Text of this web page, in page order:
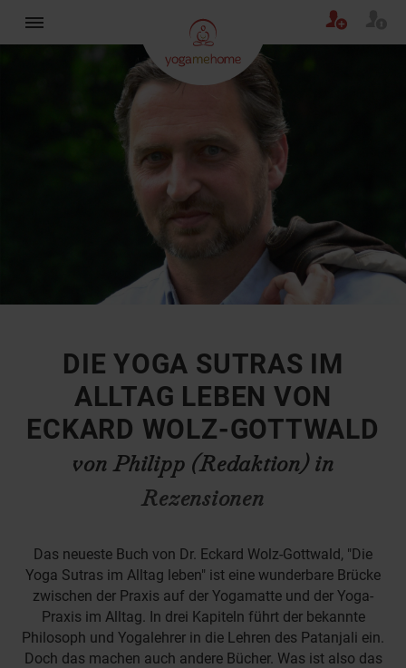
DIE YOGA SUTRAS IM
ALLTAG LEBEN VON
ECKARD WOLZ-GOTTWALD
von Philipp (Redaktion) in
Rezensionen
Das neueste Buch von Dr. Eckard Wolz-Gottwald, "Die
Yoga Sutras im Alltag leben" ist eine wunderbare Brücke
zwischen der Praxis auf der Yogamatte und der Yoga-
Praxis im Alltag. In drei Kapiteln führt der bekannte
Philosoph und Yogalehrer in die Lehren des Patanjali ein.
Doch das machen auch andere Bücher. Was ist also das
×